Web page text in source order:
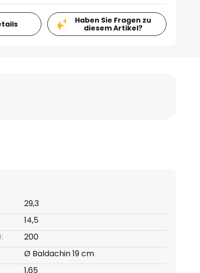
Haben Sie Fragen zu
diesem Artikel?
29,3
14,5
200
Ø Baldachin 19 cm
1,65